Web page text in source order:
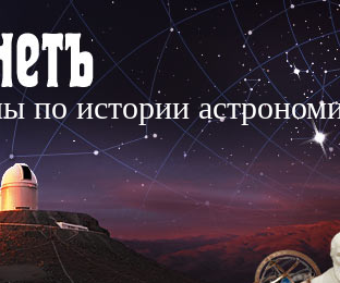
по истории